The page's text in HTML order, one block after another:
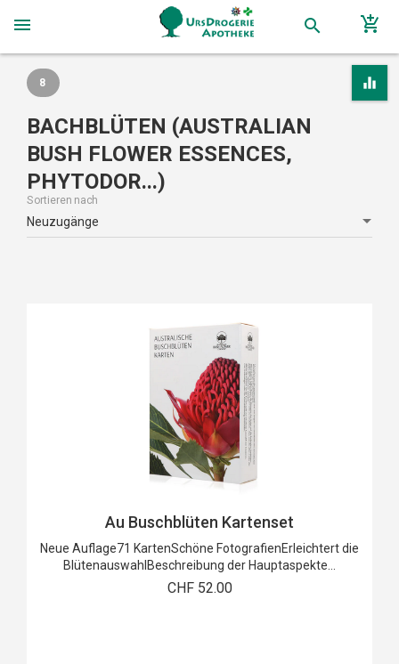
menu search add_shopping_cart
equalizer
BACHBLÜTEN (AUSTRALIAN
BUSH FLOWER ESSENCES,
PHYTODOR...)
8
Sortieren nach
Au Buschblüten Kartenset
Neue Auflage71 KartenSchöne FotografienErleichtert die
BlütenauswahlBeschreibung der Hauptaspekte...
CHF 52.00